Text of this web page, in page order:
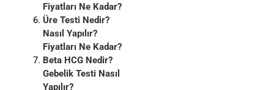
Fiyatları Ne Kadar?
Üre Testi Nedir?
Nasıl Yapılır?
Fiyatları Ne Kadar?
Beta HCG Nedir?
Gebelik Testi Nasıl
Yapılır?